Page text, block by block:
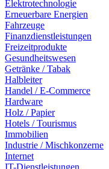
Elektrotechnologie
Erneuerbare Energien
Fahrzeuge
Finanzdienstleistungen
Freizeitprodukte
Gesundheitswesen
Getränke / Tabak
Halbleiter
Handel / E-Commerce
Hardware
Holz / Papier
Hotels / Tourismus
Immobilien
Industrie / Mischkonzerne
Internet
IT-Dienstleistungen